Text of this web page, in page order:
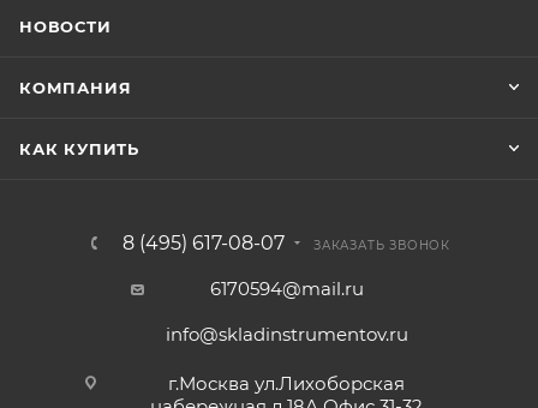
НОВОСТИ
КОМПАНИЯ
КАК КУПИТЬ
8 (495) 617-08-07 ЗАКАЗАТЬ ЗВОНОК
6170594@mail.ru
info@skladinstrumentov.ru
г.Москва ул.Лихоборская